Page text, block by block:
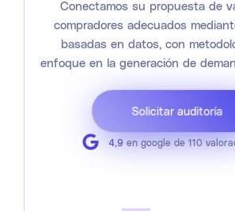
Conectamos su propuesta de
compradores adecuados
basadas en datos, con
enfoque en la generación de
Solicitar auditoría
4,9 en google de 110